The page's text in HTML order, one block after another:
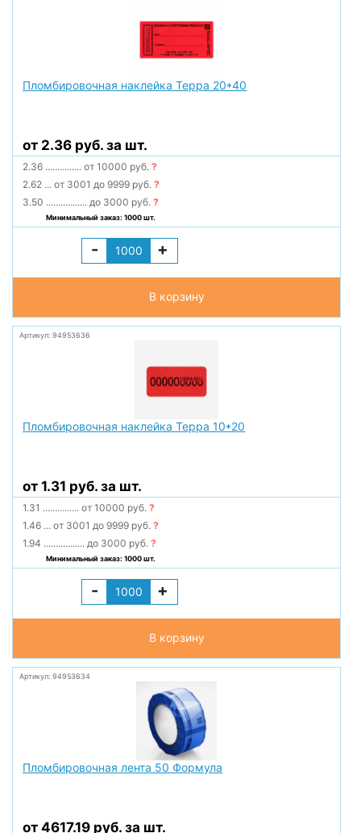
Пломбировочная наклейка Терра 20*40
от 2.36 руб. за шт.
2.36 ............... от 10000 руб.?
2.62 ... от 3001 до 9999 руб.?
3.50 ................. до 3000 руб.?
Минимальный заказ: 1000 шт.
- +
В корзину
Артикул: 94953636
Пломбировочная наклейка Терра 10*20
от 1.31 руб. за шт.
1.31 ............... от 10000 руб.?
1.46 ... от 3001 до 9999 руб.?
1.94 ................. до 3000 руб.?
Минимальный заказ: 1000 шт.
- +
В корзину
Артикул: 94953634
Пломбировочная лента 50 Формула
от 4617.19 руб. за шт.